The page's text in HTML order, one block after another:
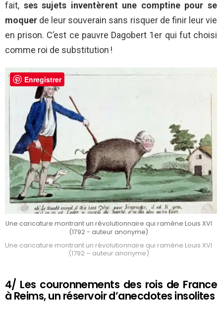
fait, ses sujets inventèrent une comptine pour se
moquer de leur souverain sans risquer de finir leur vie
en prison. C’est ce pauvre Dagobert 1er qui fut choisi
comme roi de substitution !
Une caricature montrant un révolutionnaire qui ramène Louis XVI
(1792 - auteur anonyme)
Une caricature montrant un révolutionnaire qui ramène Louis XVI
(1792 – auteur anonyme)
4/ Les couronnements des rois de France
à Reims, un réservoir d’anecdotes insolites
Enregistrer